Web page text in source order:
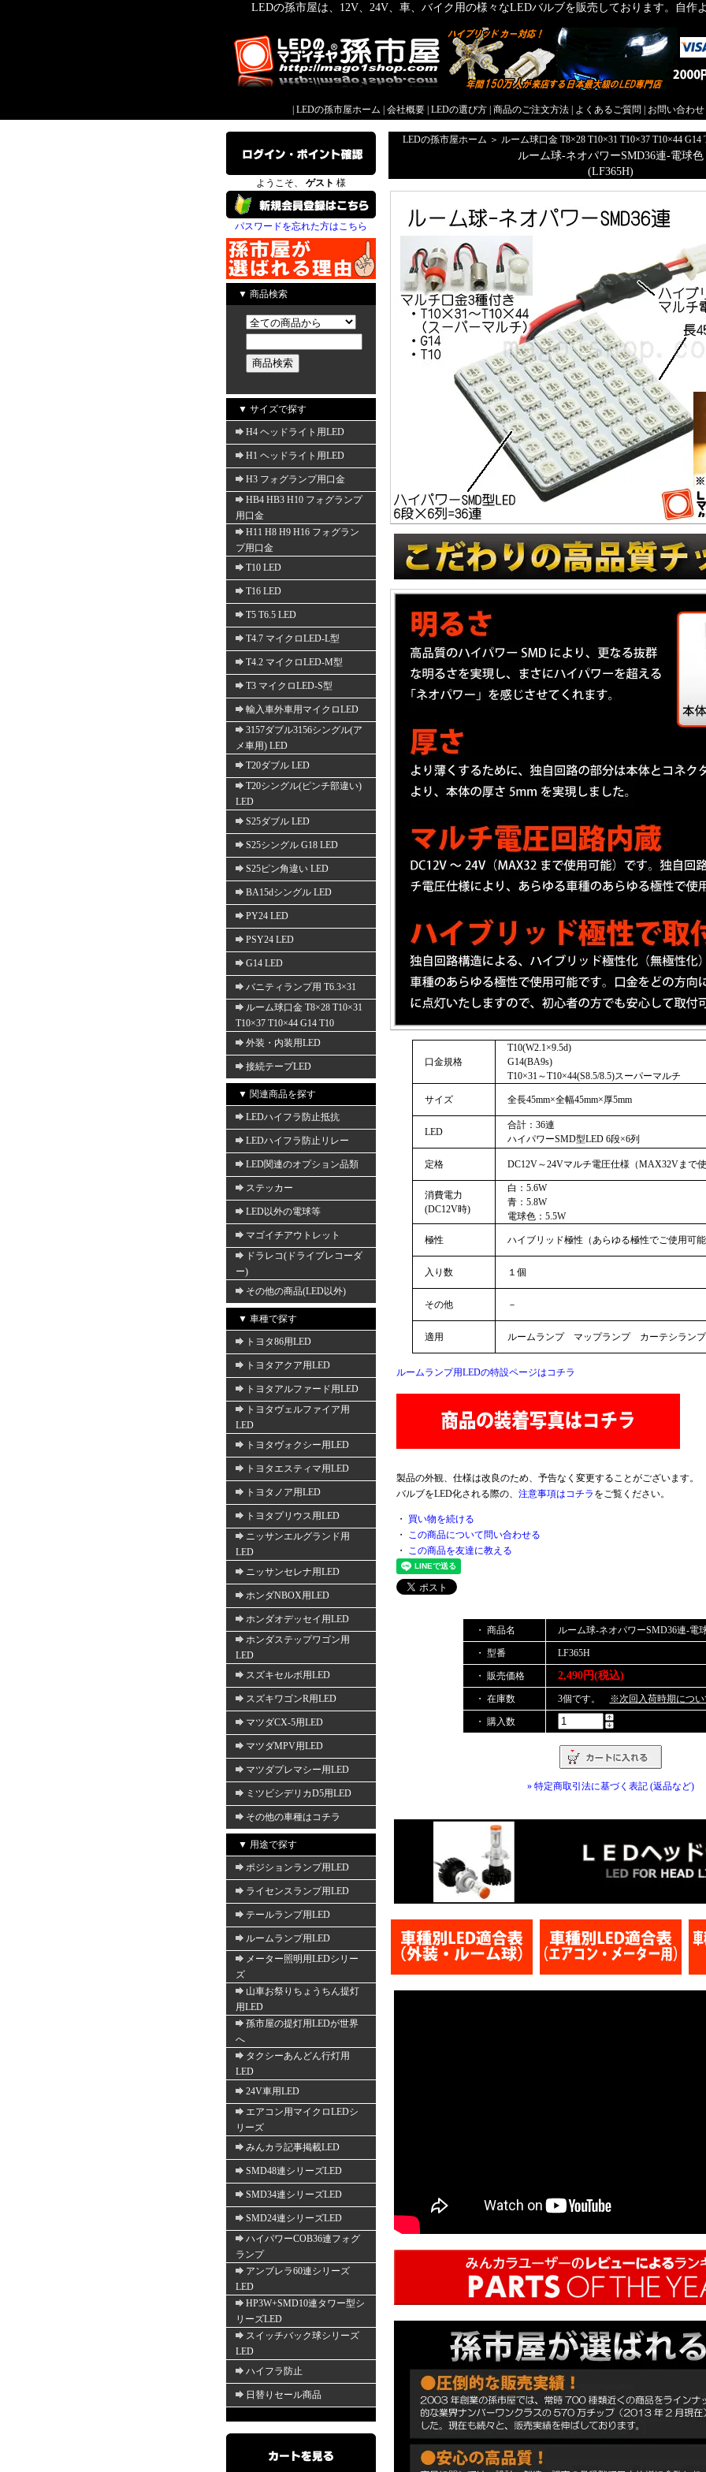
LEDの孫市屋は、12V、24V、車、バイク用の様々なLEDバルブを販売しております。自作
LEDの孫市屋ホーム 会社概要 LEDの選び方 商品のご注文方法 よくあるご質問 お問い合わせ
ようこそ、 ゲスト 様
パスワードを忘れた方はこちら
▼ 商品検索
▼ サイズで探す
H4 ヘッドライト用LED
H1 ヘッドライト用LED
H3 フォグランプ用口金
HB4 HB3 H10 フォグランプ
用口金
H11 H8 H9 H16 フォグラン
プ用口金
T10 LED
T16 LED
T5 T6.5 LED
T4.7 マイクロLED-L型
T4.2 マイクロLED-M型
T3 マイクロLED-S型
輸入車外車用マイクロLED
3157ダブル3156シングル(ア
メ車用) LED
T20ダブル LED
T20シングル(ピンチ部違い)
LED
S25ダブル LED
S25シングル G18 LED
S25ピン角違い LED
BA15dシングル LED
PY24 LED
PSY24 LED
G14 LED
バニティランプ用 T6.3×31
ルーム球口金 T8×28 T10×31
T10×37 T10×44 G14 T10
外装・内装用LED
接続テープLED
▼ 関連商品を探す
LEDハイフラ防止抵抗
LEDハイフラ防止リレー
LED関連のオプション品類
ステッカー
LED以外の電球等
マゴイチアウトレット
ドラレコ(ドライブレコーダ
ー)
その他の商品(LED以外)
▼ 車種で探す
トヨタ86用LED
トヨタアクア用LED
トヨタアルファード用LED
トヨタヴェルファイア用
LED
トヨタヴォクシー用LED
トヨタエスティマ用LED
トヨタノア用LED
トヨタプリウス用LED
ニッサンエルグランド用
LED
ニッサンセレナ用LED
ホンダNBOX用LED
ホンダオデッセイ用LED
ホンダステップワゴン用
LED
スズキセルボ用LED
スズキワゴンR用LED
マツダCX-5用LED
マツダMPV用LED
マツダプレマシー用LED
ミツビシデリカD5用LED
その他の車種はコチラ
▼ 用途で探す
ポジションランプ用LED
ライセンスランプ用LED
テールランプ用LED
ルームランプ用LED
メーター照明用LEDシリー
ズ
山車お祭りちょうちん提灯
用LED
孫市屋の提灯用LEDが世界
へ
タクシーあんどん行灯用
LED
24V車用LED
エアコン用マイクロLEDシ
リーズ
みんカラ記事掲載LED
SMD48連シリーズLED
SMD34連シリーズLED
SMD24連シリーズLED
ハイパワーCOB36連フォグ
ランプ
アンブレラ60連シリーズ
LED
HP3W+SMD10連タワー型シ
リーズLED
スイッチバック球シリーズ
LED
ハイフラ防止
日替りセール商品
LEDの孫市屋ホーム ＞ ルーム球口金 T8×28 T10×31 T10×37 T10×44 G14
ルーム球-ネオパワーSMD36連-電球色
(LF365H)
口金規格
T10(W2.1×9.5d)
G14(BA9s)
T10×31～T10×44(S8.5/8.5)スーパーマルチ
サイズ 全長45mm×全幅45mm×厚5mm
LED
合計：36連
ハイパワーSMD型LED 6段×6列
定格 DC12V～24Vマルチ電圧仕様（MAX32Vまで
消費電力
(DC12V時)
白：5.6W
青：5.8W
電球色：5.5W
極性 ハイブリッド極性（あらゆる極性でご使用可
入り数 １個
その他 －
適用 ルームランプ マップランプ カーテシラン
ルームランプ用LEDの特設ページはコチラ
製品の外観、仕様は改良のため、予告なく変更することがございます。
バルブをLED化される際の、 注意事項はコチラ をご覧ください。
・ 買い物を続ける
・ この商品について問い合わせる
・ この商品を友達に教える
・ 商品名 ルーム球-ネオパワーSMD36連-電
・ 型番 LF365H
・ 販売価格 2,490円(税込)
・ 在庫数 3個です。 ※次回入荷時期につい
・ 購入数
» 特定商取引法に基づく表記 (返品など)